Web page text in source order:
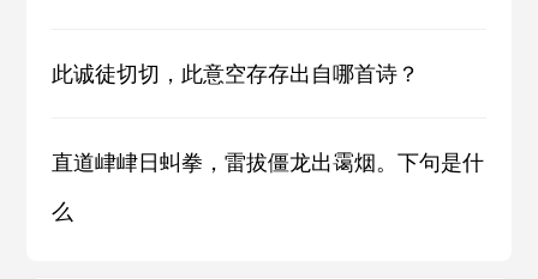
此诚徒切切，此意空存存出自哪首诗？
直道峍峍日虯拳，雷拔僵龙出霭烟。下句是什
么